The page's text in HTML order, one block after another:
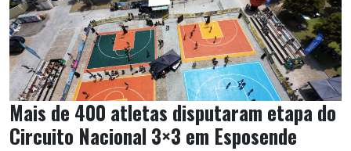
Mais de 400 atletas disputaram etapa do
Circuito Nacional 3×3 em Esposende